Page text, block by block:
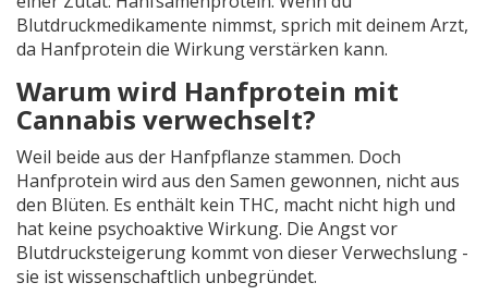
Blutdruckmedikamente nimmst, sprich mit deinem Arzt,
da Hanfprotein die Wirkung verstärken kann.
Warum wird Hanfprotein mit
Cannabis verwechselt?
Weil beide aus der Hanfpflanze stammen. Doch
Hanfprotein wird aus den Samen gewonnen, nicht aus
den Blüten. Es enthält kein THC, macht nicht high und
hat keine psychoaktive Wirkung. Die Angst vor
Blutdrucksteigerung kommt von dieser Verwechslung -
sie ist wissenschaftlich unbegründet.